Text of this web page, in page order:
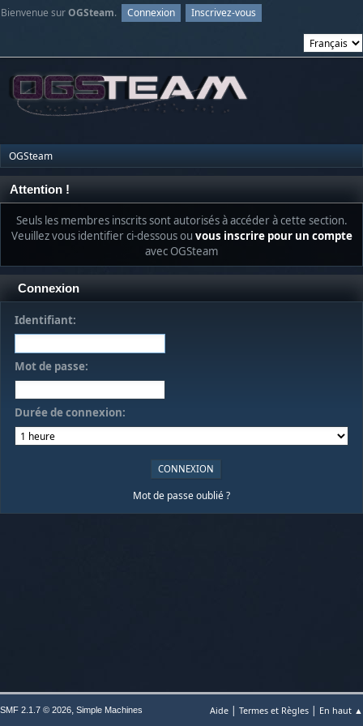
Bienvenue surOGSteam. Connexion Inscrivez-vous
OGSteam
Attention !
Seuls les membres inscrits sont autorisés à accéder à cette section.
Veuillez vous identifier ci-dessous ou vous inscrire pour un compte
avec OGSteam
Connexion
Identifiant:
Mot de passe:
Durée de connexion:
Mot de passe oublié ?
Aide | Termes et Règles | En haut ▲
SMF 2.1.7 © 2026, Simple Machines